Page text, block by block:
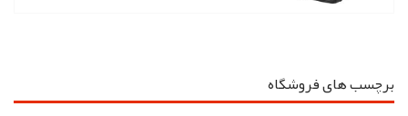
برچسب های فروشگاه